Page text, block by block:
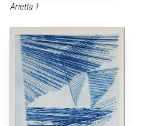
Arietta 1